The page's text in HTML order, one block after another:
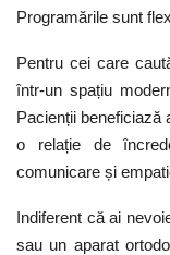
Programările sunt
Pentru cei care
într-un spațiu
Pacienții beneficiază
o relație de
comunicare și
Indiferent că ai
sau un aparat